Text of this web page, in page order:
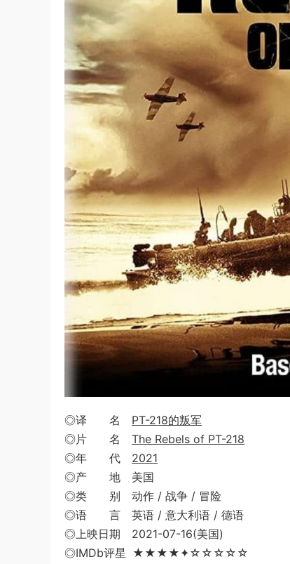
◎译 名 PT-218的叛军
◎片 名 The Rebels of PT-218
◎年 代 2021
◎产 地 美国
◎类 别 动作 / 战争 / 冒险
◎语 言 英语 / 意大利语 / 德语
◎上映日期 2021-07-16(美国)
◎IMDb评星 ★★★★✦☆☆☆☆☆